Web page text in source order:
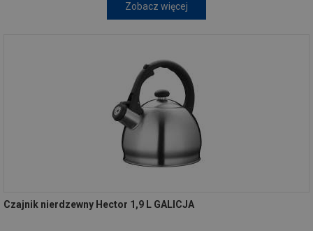
Zobacz więcej
Czajnik nierdzewny Hector 1,9 L GALICJA